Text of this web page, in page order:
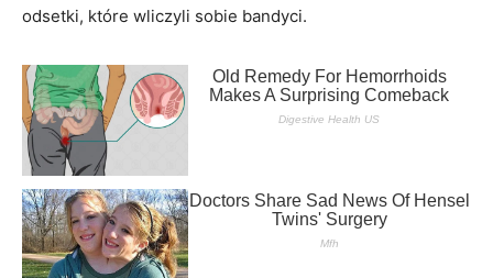
odsetki, które wliczyli sobie bandyci.